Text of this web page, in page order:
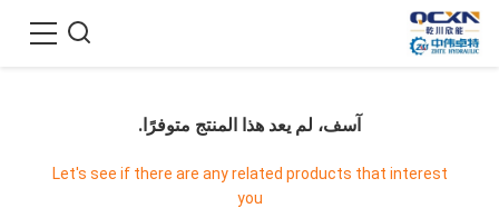
آسف، لم يعد هذا المنتج متوفرًا.
Let's see if there are any related products that interest
you